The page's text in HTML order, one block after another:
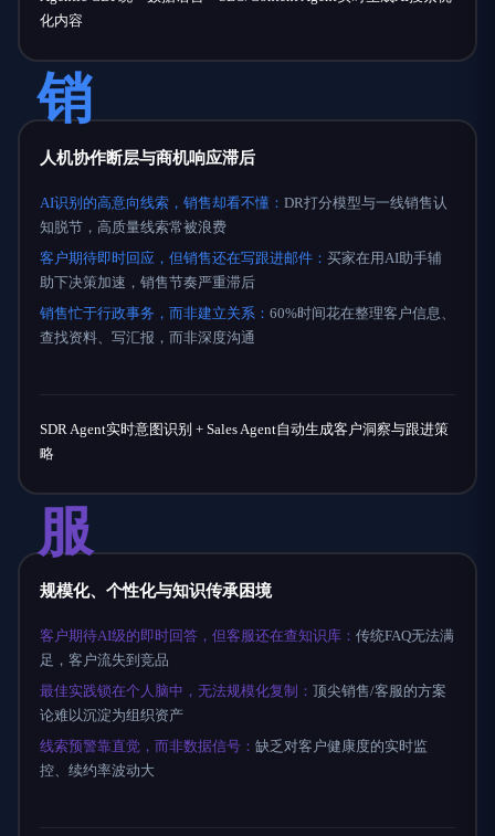
化内容
销
人机协作断层与商机响应滞后
AI识别的高意向线索，销售却看不懂： DR打分模型与一线销售认
知脱节，高质量线索常被浪费
客户期待即时回应，但销售还在写跟进邮件： 买家在用AI助手辅
助下决策加速，销售节奏严重滞后
销售忙于行政事务，而非建立关系： 60%时间花在整理客户信息、
查找资料、写汇报，而非深度沟通
SDR Agent实时意图识别 + Sales Agent自动生成客户洞察与跟进策
略
服
规模化、个性化与知识传承困境
客户期待AI级的即时回答，但客服还在查知识库： 传统FAQ无法满
足，客户流失到竞品
最佳实践锁在个人脑中，无法规模化复制： 顶尖销售/客服的方案
论难以沉淀为组织资产
线索预警靠直觉，而非数据信号： 缺乏对客户健康度的实时监
控、续约率波动大